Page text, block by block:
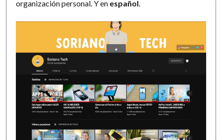
organización personal. Y en español